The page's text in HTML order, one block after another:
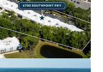
user.
at a significant discount
will only increase as
to rise at record
basis to a future